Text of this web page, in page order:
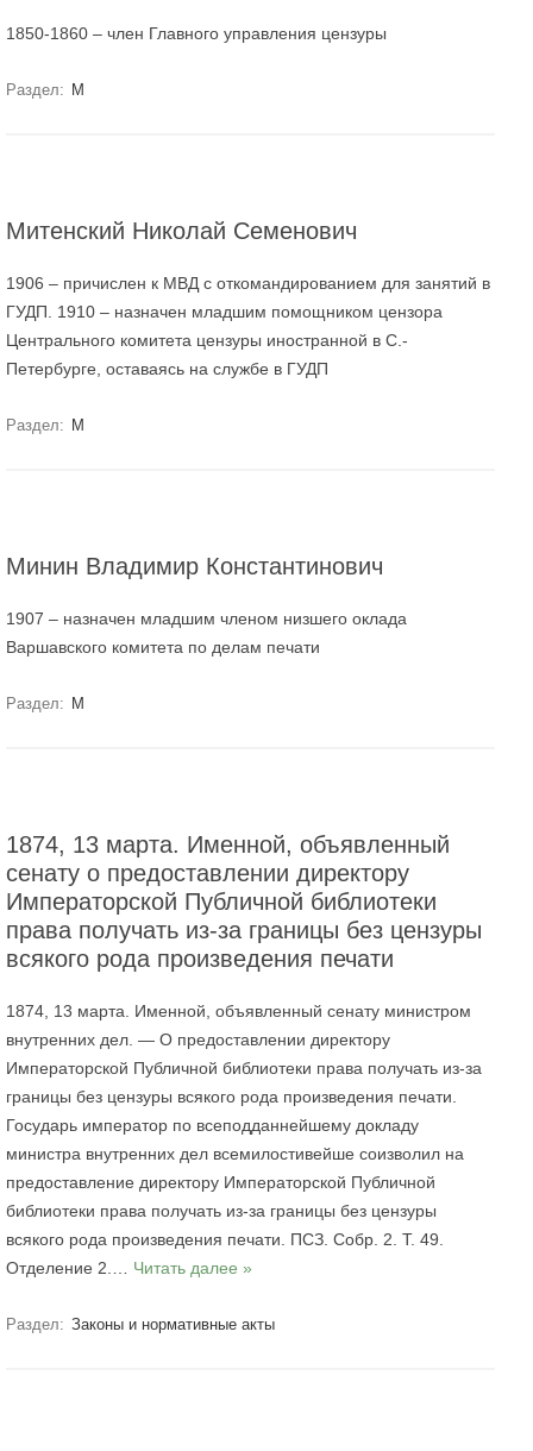
1850-1860 – член Главного управления цензуры
Раздел: М
Митенский Николай Семенович
1906 – причислен к МВД с откомандированием для занятий в
ГУДП. 1910 – назначен младшим помощником цензора
Центрального комитета цензуры иностранной в С.-
Петербурге, оставаясь на службе в ГУДП
Раздел: М
Минин Владимир Константинович
1907 – назначен младшим членом низшего оклада
Варшавского комитета по делам печати
Раздел: М
1874, 13 марта. Именной, объявленный
сенату о предоставлении директору
Императорской Публичной библиотеки
права получать из-за границы без цензуры
всякого рода произведения печати
1874, 13 марта. Именной, объявленный сенату министром
внутренних дел. — О предоставлении директору
Императорской Публичной библиотеки права получать из-за
границы без цензуры всякого рода произведения печати.
Государь император по всеподданнейшему докладу
министра внутренних дел всемилостивейше соизволил на
предоставление директору Императорской Публичной
библиотеки права получать из-за границы без цензуры
всякого рода произведения печати. ПСЗ. Собр. 2. Т. 49.
Отделение 2.… Читать далее »
Раздел: Законы и нормативные акты